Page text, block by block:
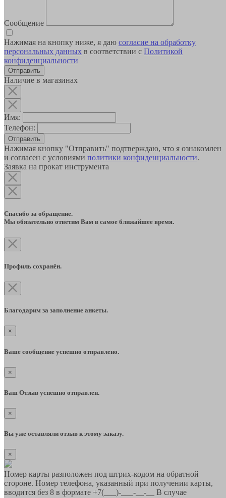
Сообщение
Нажимая на кнопку ниже, я даю согласие на обработку
персональных данных в соответствии с Политикой
конфиденциальности
Наличие в магазинах
Имя:
Телефон:
Отправить
Нажимая кнопку "Отправить" подтверждаю, что я ознакомлен
и согласен с условиями политики конфиденциальности.
Заявка на прокат инструмента
Спасибо за обращение.
Мы обязательно ответим Вам в самое ближайшее время.
Профиль сохранён.
Благодарим за заполнение анкеты.
×
Ваше сообщение успешно отправлено.
×
Ваш Отзыв успешно отправлен.
×
Вы уже оставляли отзыв к этому заказу.
×
Номер карты разположен под штрих-кодом на обратной
стороне. Номер телефона, указанный при получении карты,
вводится без 8 в формате +7(___)-___-__-__ В случае